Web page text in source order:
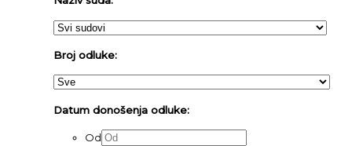
Broj odluke:
Datum donošenja odluke:
Od